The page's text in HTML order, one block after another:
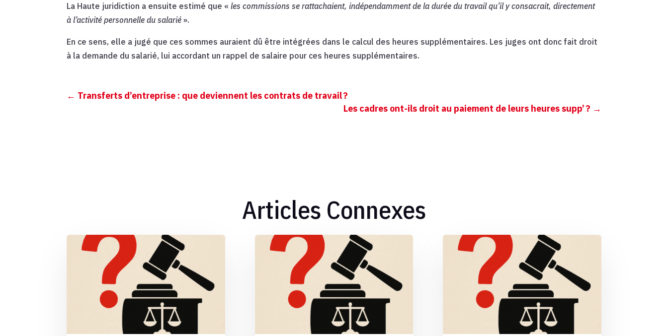
La Haute juridiction a ensuite estimé que «les commissions se rattachaient, indépendamment de la durée du travail qu’il y consacrait, directement
à l’activité personnelle du salarié ».
En ce sens, elle a jugé que ces sommes auraient dû être intégrées dans le calcul des heures supplémentaires. Les juges ont donc fait droit
à la demande du salarié, lui accordant un rappel de salaire pour ces heures supplémentaires.
← Transferts d’entreprise : que deviennent les contrats de travail ?
Les cadres ont-ils droit au paiement de leurs heures supp’ ? →
Articles Connexes